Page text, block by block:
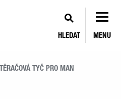
HLEDAT MENU
TYČ PRO MAN